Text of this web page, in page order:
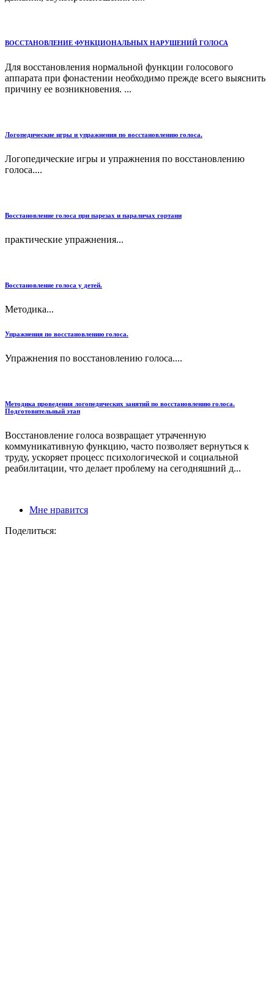
ВОССТАНОВЛЕНИЕ ФУНКЦИОНАЛЬНЫХ НАРУШЕНИЙ ГОЛОСА
Для восстановления нормальной функции голосового
аппарата при фонастении необходимо прежде всего выяснить
причину ее возникновения. ...
Логопедические игры и упражнения по восстановлению голоса.
Логопедические игры и упражнения по восстановлению
голоса....
Восстановление голоса при парезах и параличах гортани
практические упражнения...
Восстановление голоса у детей.
Методика...
Упражнения по восстановлению голоса.
Упражнения по восстановлению голоса....
Методика проведения логопедических занятий по восстановлению голоса.
Подготовительный этап
Восстановление голоса возвращает утраченную
коммуникативную функцию, часто позволяет вернуться к
труду, ускоряет процесс психологической и социальной
реабилитации, что делает проблему на сегодняшний д...
Мне нравится
Поделиться: